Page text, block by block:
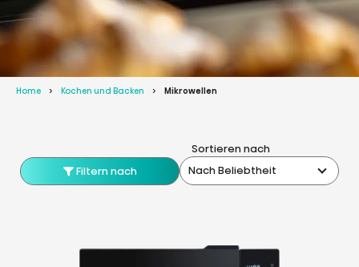
Home Kochen und Backen Mikrowellen
Filtern nach
Sortieren nach
Nach Beliebtheit